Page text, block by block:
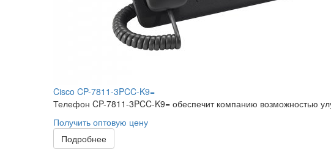
Cisco CP-7811-3PCC-K9=
Телефон CP-7811-3PCC-K9= обеспечит компанию возможностью
Получить оптовую цену
Подробнее